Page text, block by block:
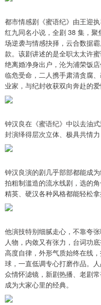
都市情感剧《蜜语纪》由王迎
红九同名小说，全剧 38 集，
场逆袭与情感抉择，云合数据
款。该剧讲述的是全职太太许
绝离婚净身出户，沦为浦荣饭
临危受命，二人携手肃清贪腐
业家，与纪封收获双向奔赴的
钟汉良在《蜜语纪》中以去油
封演绎得层次立体、极具共情力
钟汉良演的剧几乎部部都能成
拍粗制滥造的流水线剧，选的
精英、硬汉各种风格都能轻松
他演技特别细腻走心，不靠夸
人物，内敛又有张力，台词功
高度自律，外形气质始终在线
球，一直低调专心打磨作品。
众情怀滤镜，新剧热播、老剧
成为大家心里的经典。